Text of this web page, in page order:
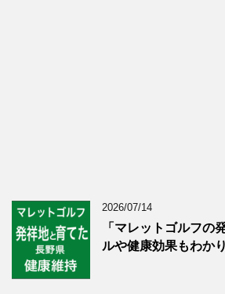
2026/07/14
「マレットゴルフの
ルや健康効果もわか